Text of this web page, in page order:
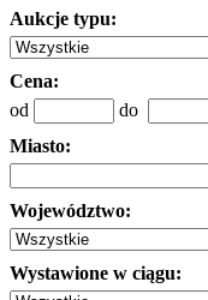
Aukcje typu:
Cena:
od
do
Miasto:
Województwo:
Wystawione w ciągu: